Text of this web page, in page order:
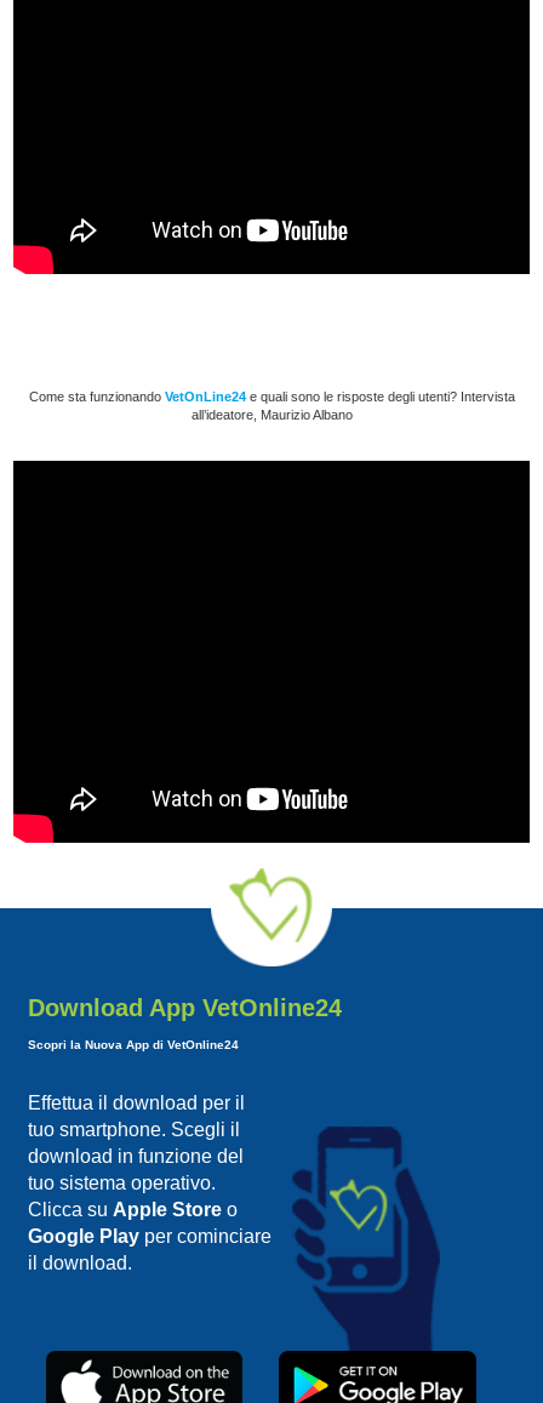
Come sta funzionando VetOnLine24e quali sono le risposte degli utenti? Intervista
all’ideatore, Maurizio Albano
Download App VetOnline24
Scopri la Nuova App di VetOnline24
Effettua il download per il
tuo smartphone. Scegli il
download in funzione del
tuo sistema operativo.
Clicca su Apple Storeo
Google Playper cominciare
il download.